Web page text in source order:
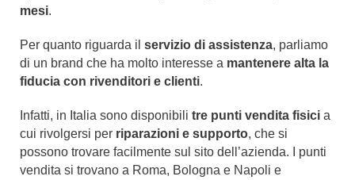
mesi.
Per quanto riguarda il servizio di assistenza, parliamo
di un brand che ha molto interesse a mantenere alta la
fiducia con rivenditori e clienti.
Infatti, in Italia sono disponibili tre punti vendita fisici a
cui rivolgersi per riparazioni e supporto, che si
possono trovare facilmente sul sito dell’azienda. I punti
vendita si trovano a Roma, Bologna e Napoli e